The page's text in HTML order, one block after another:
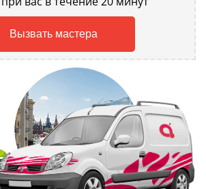
Вызвать мастера